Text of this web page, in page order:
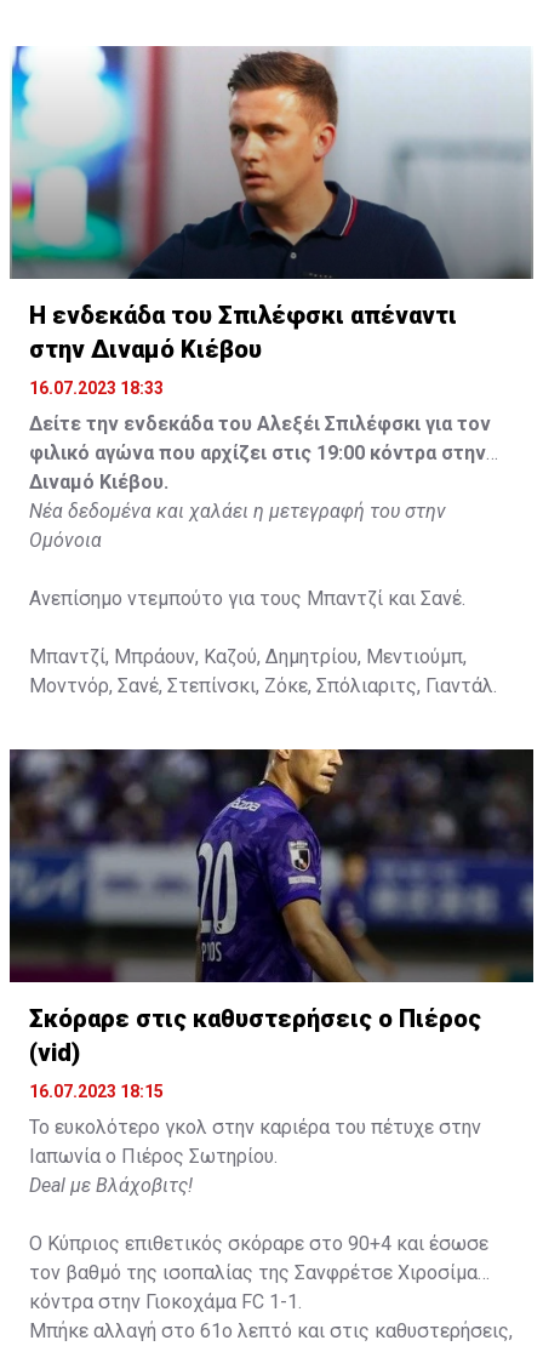
Η ενδεκάδα του Σπιλέφσκι απέναντι
στην Διναμό Κιέβου
16.07.2023 18:33
Δείτε την ενδεκάδα του Αλεξέι Σπιλέφσκι για τον
φιλικό αγώνα που αρχίζει στις 19:00 κόντρα στην
Διναμό Κιέβου.
Νέα δεδομένα και χαλάει η μετεγραφή του στην
Ομόνοια
Ανεπίσημο ντεμπούτο για τους Μπαντζί και Σανέ.
Μπαντζί, Μπράουν, Καζού, Δημητρίου, Μεντιούμπ,
Μοντνόρ, Σανέ, Στεπίνσκι, Ζόκε, Σπόλιαριτς, Γιαντάλ.
Σκόραρε στις καθυστερήσεις ο Πιέρος
(vid)
16.07.2023 18:15
Το ευκολότερο γκολ στην καριέρα του πέτυχε στην
Ιαπωνία ο Πιέρος Σωτηρίου.
Deal με Βλάχοβιτς!
Ο Κύπριος επιθετικός σκόραρε στο 90+4 και έσωσε
τον βαθμό της ισοπαλίας της Σανφρέτσε Χιροσίμα
κόντρα στην Γιοκοχάμα FC 1-1.
Μπήκε αλλαγή στο 61ο λεπτό και στις καθυστερήσεις,